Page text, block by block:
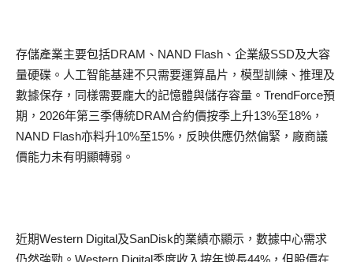
存儲產業主要包括DRAM、NAND Flash、企業級SSD及大容
量硬碟。人工智能基建不只需要運算晶片，模型訓練、推理及
數據保存，同樣需要龐大的記憶體與儲存容量。TrendForce預
期，2026年第三季傳統DRAM合約價按季上升13%至18%，
NAND Flash亦料升10%至15%，反映供應仍然偏緊，廠商議
價能力未有明顯轉弱。
近期Western Digital及SanDisk的業績亦顯示，數據中心需求